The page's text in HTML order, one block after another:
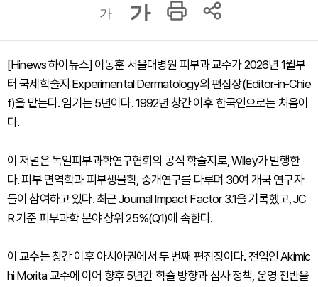
가 가
[Hinews 하이뉴스] 이동훈 서울대병원 피부과 교수가 2026년 1월부
터 국제학술지 Experimental Dermatology의 편집장(Editor-in-Chie
f)을 맡는다. 임기는 5년이다. 1992년 창간 이후 한국인으로는 처음이
다.
이 저널은 독일피부과학연구협회의 공식 학술지로, Wiley가 발행한
다. 피부 면역학과 피부생물학, 중개연구를 다루며 30여 개국 연구자
들이 참여하고 있다. 최근 Journal Impact Factor 3.1을 기록했고, JC
R 기준 피부과학 분야 상위 25%(Q1)에 속한다.
이 교수는 창간 이후 아시아권에서 두 번째 편집장이다. 전임인 Akimic
hi Morita 교수에 이어 향후 5년간 학술 방향과 심사 정책, 운영 전반을